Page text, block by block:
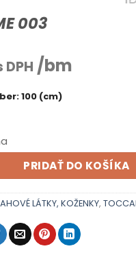
003
DPH /bm
100 (cm)
PRIDAŤ DO KOŠÍKA
LÁTKY, KOŽENKY,